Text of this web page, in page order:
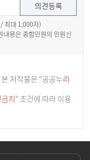
최대 1,000자)
내용은 종합민원의 민원신
본 저작물은 "공공누리
지" 조건에 따라 이용